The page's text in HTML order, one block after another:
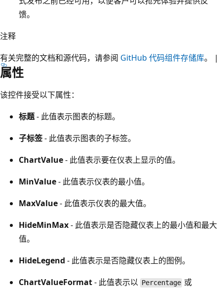
馈。
注释
有关完整的文档和源代码，请参阅 GitHub 代码组件存储库。 |
属性
该控件接受以下属性：
标题- 此值表示图表的标题。
子标签- 此值表示图表的子标签。
ChartValue- 此值表示要在仪表上显示的值。
MinValue- 此值表示仪表的最小值。
MaxValue- 此值表示仪表的最大值。
HideMinMax- 此值表示是否隐藏仪表上的最小值和最大
值。
HideLegend - 此值表示是否隐藏仪表上的图例。
ChartValueFormat- 此值表示以 Percentage 或